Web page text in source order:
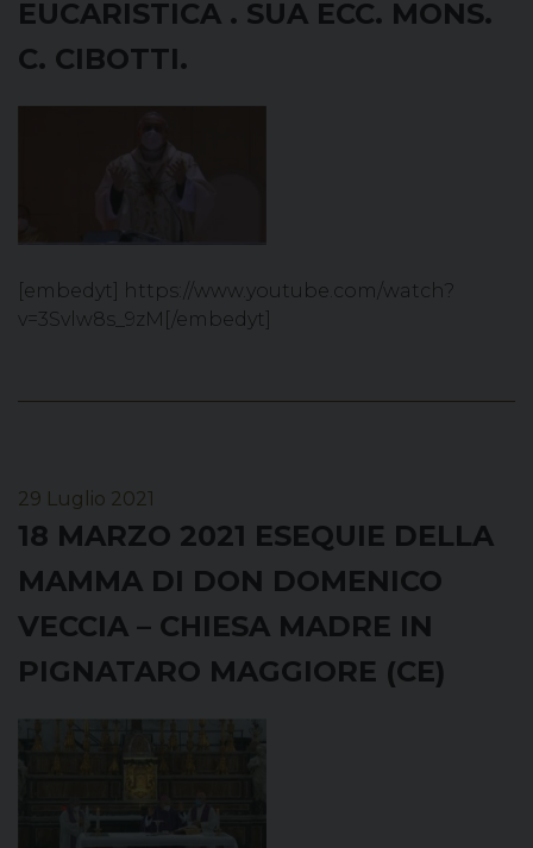
EUCARISTICA . SUA ECC. MONS.
C. CIBOTTI.
[embedyt] https://www.youtube.com/watch?
v=3Svlw8s_9zM[/embedyt]
29 Luglio 2021
18 MARZO 2021 ESEQUIE DELLA
MAMMA DI DON DOMENICO
VECCIA – CHIESA MADRE IN
PIGNATARO MAGGIORE (CE)